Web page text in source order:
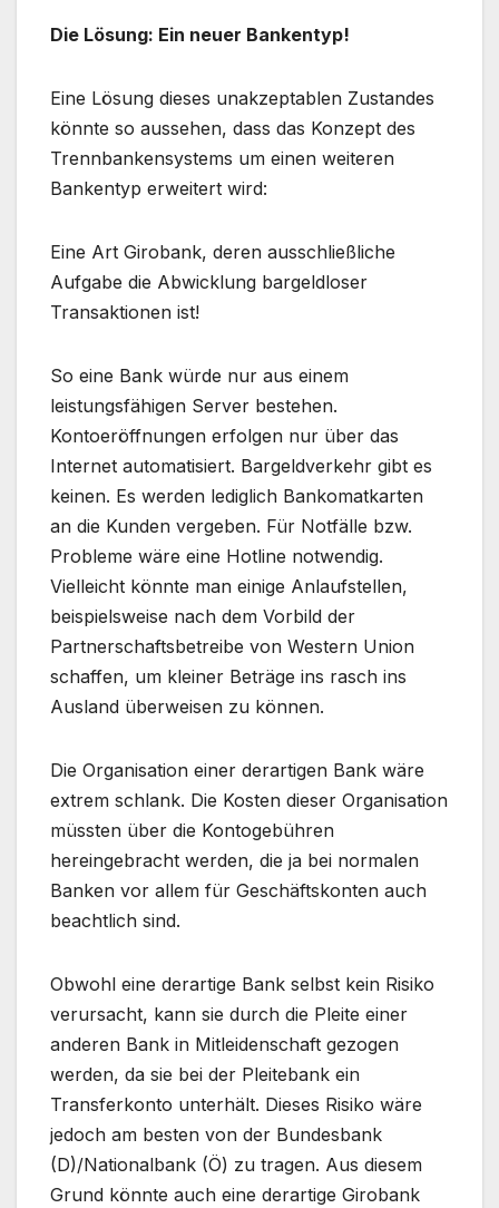
Die Lösung: Ein neuer Bankentyp!
Eine Lösung dieses unakzeptablen Zustandes
könnte so aussehen, dass das Konzept des
Trennbankensystems um einen weiteren
Bankentyp erweitert wird:
Eine Art Girobank, deren ausschließliche
Aufgabe die Abwicklung bargeldloser
Transaktionen ist!
So eine Bank würde nur aus einem
leistungsfähigen Server bestehen.
Kontoeröffnungen erfolgen nur über das
Internet automatisiert. Bargeldverkehr gibt es
keinen. Es werden lediglich Bankomatkarten
an die Kunden vergeben. Für Notfälle bzw.
Probleme wäre eine Hotline notwendig.
Vielleicht könnte man einige Anlaufstellen,
beispielsweise nach dem Vorbild der
Partnerschaftsbetreibe von Western Union
schaffen, um kleiner Beträge ins rasch ins
Ausland überweisen zu können.
Die Organisation einer derartigen Bank wäre
extrem schlank. Die Kosten dieser Organisation
müssten über die Kontogebühren
hereingebracht werden, die ja bei normalen
Banken vor allem für Geschäftskonten auch
beachtlich sind.
Obwohl eine derartige Bank selbst kein Risiko
verursacht, kann sie durch die Pleite einer
anderen Bank in Mitleidenschaft gezogen
werden, da sie bei der Pleitebank ein
Transferkonto unterhält. Dieses Risiko wäre
jedoch am besten von der Bundesbank
(D)/Nationalbank (Ö) zu tragen. Aus diesem
Grund könnte auch eine derartige Girobank